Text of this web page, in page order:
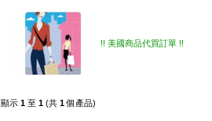
!! 美國商品代買訂單 !!
顯示 1 至 1 (共 1個產品)